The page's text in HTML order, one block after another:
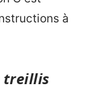
à
treillis